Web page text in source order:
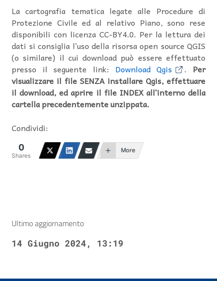
La cartografia tematica legate alle Procedure di
Protezione Civile ed al relativo Piano, sono rese
disponibili con licenza CC-BY4.0. Per la lettura dei
dati si consiglia l’uso della risorsa open source QGIS
(o similare) il cui download può essere effettuato
presso il seguente link: Download Qgis . Per
visualizzare il file SENZA installare Qgis, effettuare
il download, ed aprire il file INDEX all’interno della
cartella precedentemente unzippata.
Condividi:
0
Shares
More
Ultimo aggiornamento
14 Giugno 2024, 13:19